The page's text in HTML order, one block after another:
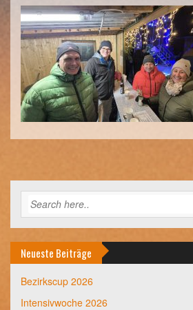
Neueste Beiträge
Bezirkscup 2026
Intensivwoche 2026